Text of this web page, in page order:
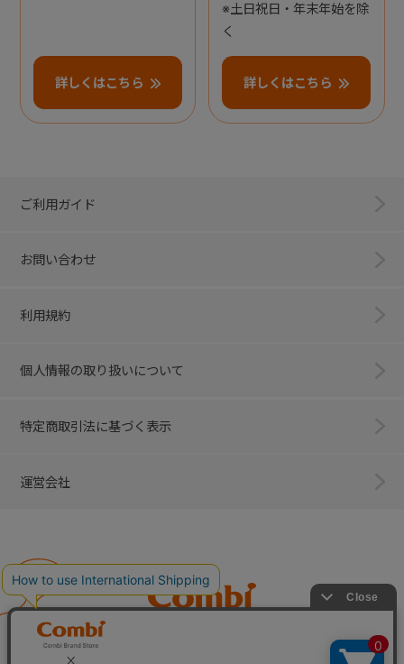
詳しくはこちら
※土日祝日・年末年始を除
く
詳しくはこちら
ご利用ガイド
お問い合わせ
利用規約
個人情報の取り扱いについて
特定商取引法に基づく表示
運営会社